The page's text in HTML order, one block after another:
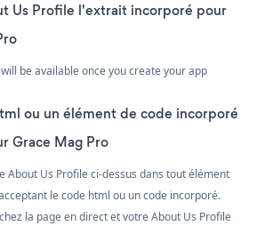
Us Profile l'extrait incorporé pour
be available once you create your app
ou un élément de code incorporé
Grace Mag Pro
About Us Profile ci-dessus dans tout élément
le code html ou un code incorporé.
la page en direct et votre About Us Profile